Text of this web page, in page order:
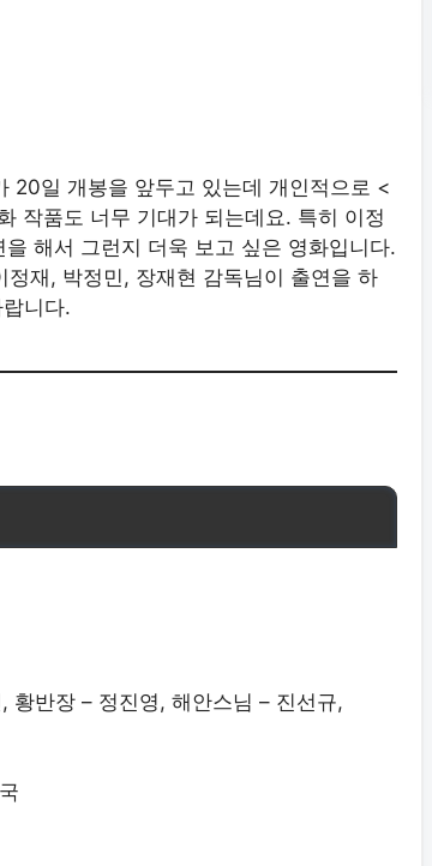
20일 개봉을 앞두고 있는데 개인적으로 <
작품도 너무 기대가 되는데요. 특히 이정
해서 그런지 더욱 보고 싶은 영화입니다.
재, 박정민, 장재현 감독님이 출연을 하
니다.
황반장 – 정진영, 해안스님 – 진선규,